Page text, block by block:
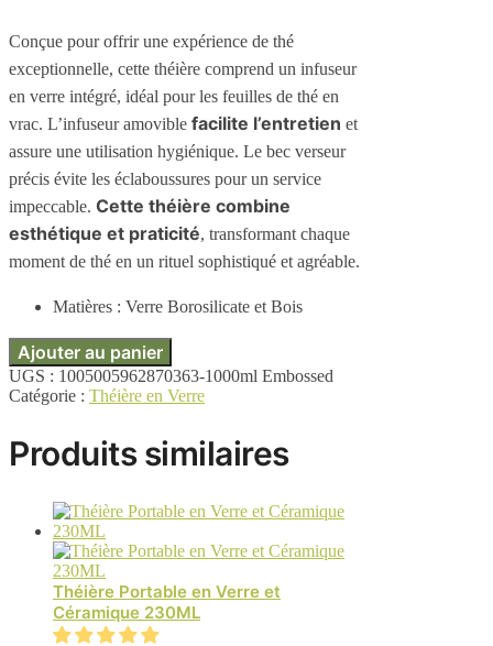
Conçue pour offrir une expérience de thé
exceptionnelle, cette théière comprend un infuseur
en verre intégré, idéal pour les feuilles de thé en
vrac. L’infuseur amovible facilite l’entretien et
assure une utilisation hygiénique. Le bec verseur
précis évite les éclaboussures pour un service
impeccable. Cette théière combine
esthétique et praticité, transformant chaque
moment de thé en un rituel sophistiqué et agréable.
Matières : Verre Borosilicate et Bois
Ajouter au panier
UGS : 1005005962870363-1000ml Embossed
Catégorie : Théière en Verre
Produits similaires
Théière Portable en Verre et
Céramique 230ML